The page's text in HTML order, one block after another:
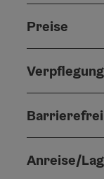
Preise
Verpflegung
Anreise/